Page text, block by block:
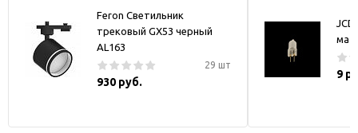
Feron Светильник
трековый GX53 черный
AL163
29 шт
930 руб.
JCD
9